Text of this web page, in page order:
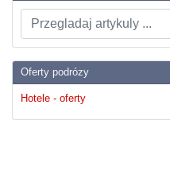
Oferty podrózy
Hotele - oferty